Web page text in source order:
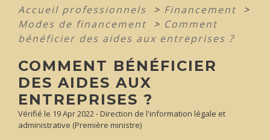
Accueil professionnels > Financement >
Modes de financement > Comment
bénéficier des aides aux entreprises ?
COMMENT BÉNÉFICIER
DES AIDES AUX
ENTREPRISES ?
Vérifié le 19 Apr 2022 - Direction de l'information légale et
administrative (Première ministre)